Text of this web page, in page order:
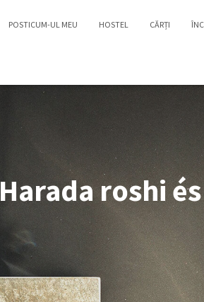
POSTICUM-UL MEU HOSTEL CĂRȚI
Harada roshi